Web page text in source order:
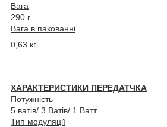
Вага
290 г
Вага в пакованні
0, 63 кг
ХАРАКТЕРИСТИКИ ПЕРЕДАТЧКА
Потужність
5 ватів/ 3 Ватів/ 1 Ватт
Тип модуляції